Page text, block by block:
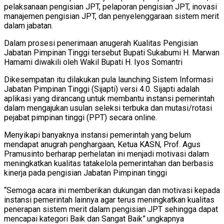
pelaksanaan pengisian JPT, pelaporan pengisian JPT, inovasi
manajemen pengisian JPT, dan penyelenggaraan sistem merit
dalam jabatan.
Dalam prosesi penerimaan anugerah Kualitas Pengisian
Jabatan Pimpinan Tinggi tersebut Bupati Sukabumi H. Marwan
Hamami diwakili oleh Wakil Bupati H. Iyos Somantri
Dikesempatan itu dilakukan pula launching Sistem Informasi
Jabatan Pimpinan Tinggi (Sijapti) versi 4.0. Sijapti adalah
aplikasi yang dirancang untuk membantu instansi pemerintah
dalam mengajukan usulan seleksi terbuka dan mutasi/rotasi
pejabat pimpinan tinggi (PPT) secara online.
Menyikapi banyaknya instansi pemerintah yang belum
mendapat anugrah penghargaan, Ketua KASN, Prof. Agus
Pramusinto berharap perhelatan ini menjadi motivasi dalam
meningkatkan kualitas tatakelola pemerintahan dan berbasis
kinerja pada pengisian Jabatan Pimpinan tinggi
“Semoga acara ini memberikan dukungan dan motivasi kepada
instansi pemerintah lainnya agar terus meningkatkan kualitas
penerapan sistem merit dalam pengisian JPT sehingga dapat
mencapai kategori Baik dan Sangat Baik”.ungkapnya